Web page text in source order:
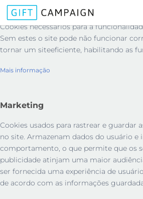
Essenciais
Cookies necessários para a
Sem estes o site pode não funcionar
tornar um siteeficiente, habilitando as
Mais informação
Marketing
Cookies usados ​​para rastrear e guardar
no site. Armazenam dados do usuário e
comportamento, o que permite que os
publicidade atinjam uma maior
ser fornecida uma experiência de
de acordo com as informações